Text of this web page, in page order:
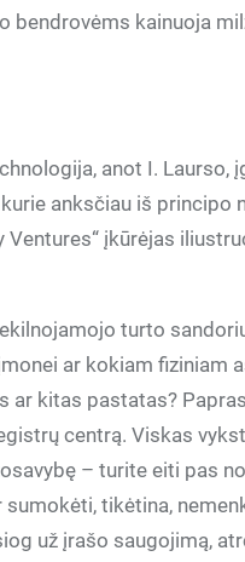
bendrovėms kainuoja
anot I. Laurso,
anksčiau iš principo
Ventures“ įkūrėjas
turto
ar kokiam fiziniam
ar kitas pastatas?
centrą. Viskas
– turite eiti pas
sumokėti, tikėtina,
už įrašo saugojimą,